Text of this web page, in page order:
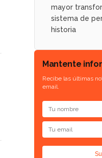
mayor
sistema de
historia
Mantente
Recibe las últimas
email.